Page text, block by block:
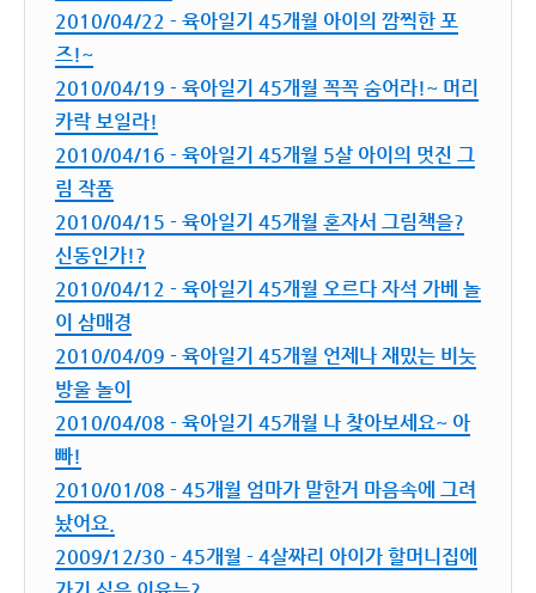
2010/04/22 - 육아일기 45개월 아이의 깜찍한 포
즈!~
2010/04/19 - 육아일기 45개월 꼭꼭 숨어라!~ 머리
카락 보일라!
2010/04/16 - 육아일기 45개월 5살 아이의 멋진 그
림 작품
2010/04/15 - 육아일기 45개월 혼자서 그림책을?
신동인가!?
2010/04/12 - 육아일기 45개월 오르다 자석 가베 놀
이 삼매경
2010/04/09 - 육아일기 45개월 언제나 재밌는 비눗
방울 놀이
2010/04/08 - 육아일기 45개월 나 찾아보세요~ 아
빠!
2010/01/08 - 45개월 엄마가 말한거 마음속에 그려
놨어요.
2009/12/30 - 45개월 - 4살짜리 아이가 할머니집에